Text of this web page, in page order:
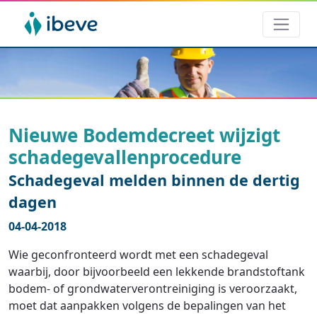
Nieuwe Bodemdecreet wijzigt
schadegevallenprocedure
Schadegeval melden binnen de dertig
dagen
04-04-2018
Wie geconfronteerd wordt met een schadegeval
waarbij, door bijvoorbeeld een lekkende brandstoftank
bodem- of grondwaterverontreiniging is veroorzaakt,
moet dat aanpakken volgens de bepalingen van het